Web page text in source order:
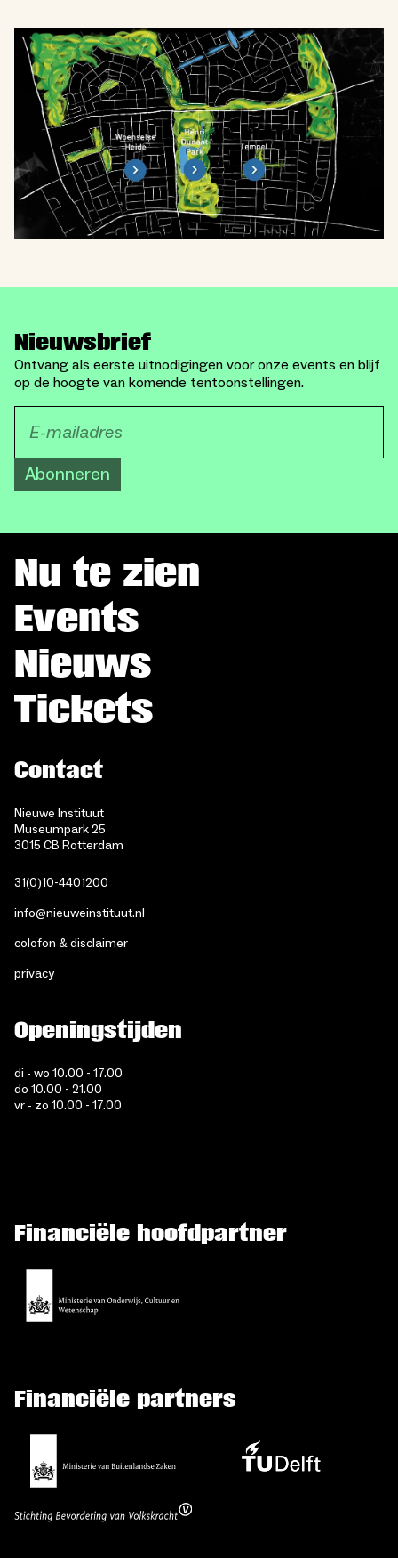
Nieuwsbrief
Ontvang als eerste uitnodigingen voor onze events en blijf
op de hoogte van komende tentoonstellingen.
Abonneren
Nu te zien
Events
Nieuws
Tickets
Contact
Nieuwe Instituut
Museumpark 25
3015 CB Rotterdam
31(0)10-4401200
info@nieuweinstituut.nl
colofon & disclaimer
privacy
Openingstijden
di - wo 10.00 - 17.00
do 10.00 - 21.00
vr - zo 10.00 - 17.00
Financiële hoofdpartner
Financiële partners